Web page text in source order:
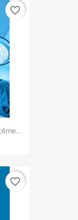
favorite_border
favorite_border